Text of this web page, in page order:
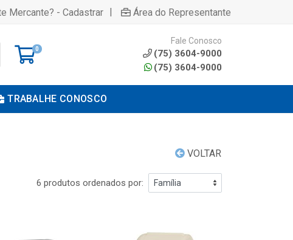
Mercante? - Cadastrar | Área do Representante
0
Fale Conosco
(75) 3604-9000
(75) 3604-9000
TRABALHE CONOSCO
VOLTAR
6 produtos ordenados por: